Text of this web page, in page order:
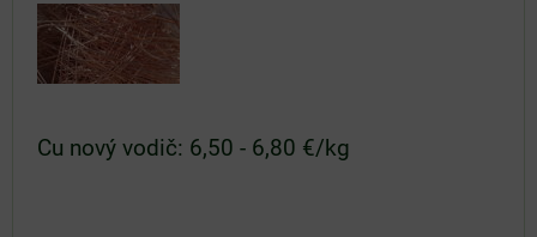
Cu nový vodič: 6,50 - 6,80 €/kg